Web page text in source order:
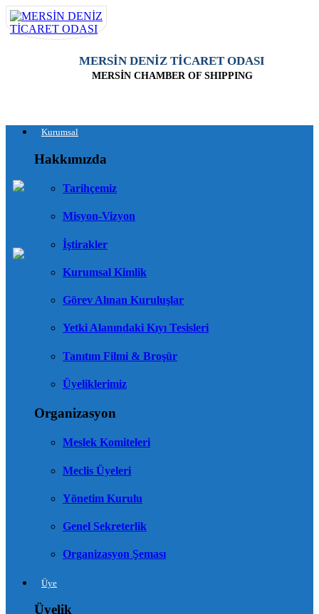
MERSİN DENİZ TİCARET ODASI
MERSİN CHAMBER OF SHIPPING
Kurumsal
Hakkımızda
Tarihçemiz
Misyon-Vizyon
İştirakler
Kurumsal Kimlik
Görev Alınan Kuruluşlar
Yetki Alanındaki Kıyı Tesisleri
Tanıtım Filmi & Broşür
Üyeliklerimiz
Organizasyon
Meslek Komiteleri
Meclis Üyeleri
Yönetim Kurulu
Genel Sekreterlik
Organizasyon Şeması
Üye
Üyelik